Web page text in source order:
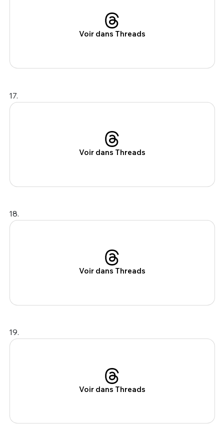
Voir dans Threads
17.
Voir dans Threads
18.
Voir dans Threads
19.
Voir dans Threads